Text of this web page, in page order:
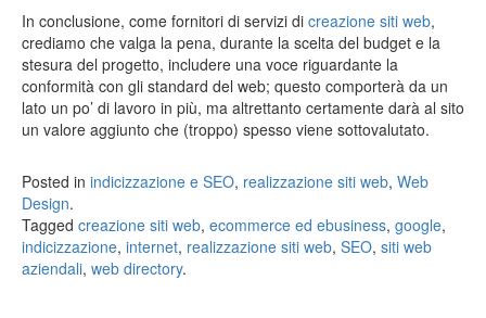
In conclusione, come fornitori di servizi di creazione siti web,
crediamo che valga la pena, durante la scelta del budget e la
stesura del progetto, includere una voce riguardante la
conformità con gli standard del web; questo comporterà da un
lato un po’ di lavoro in più, ma altrettanto certamente darà al sito
un valore aggiunto che (troppo) spesso viene sottovalutato.
Posted in indicizzazione e SEO, realizzazione siti web, Web
Design.
Tagged creazione siti web, ecommerce ed ebusiness, google,
indicizzazione, internet, realizzazione siti web, SEO, siti web
aziendali, web directory.